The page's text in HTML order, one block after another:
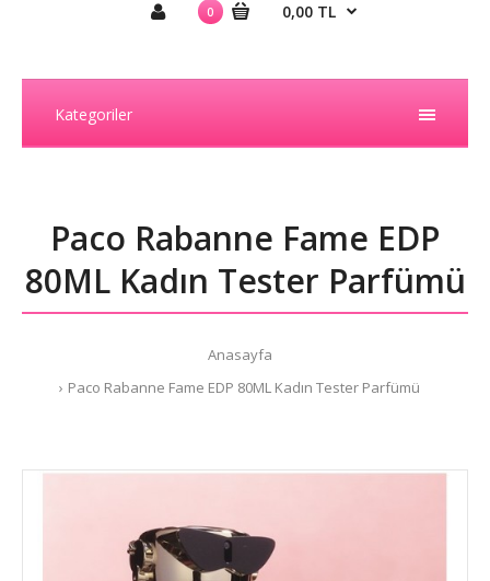
0 0,00 TL
Kategoriler
Paco Rabanne Fame EDP
80ML Kadın Tester Parfümü
Anasayfa
Paco Rabanne Fame EDP 80ML Kadın Tester Parfümü